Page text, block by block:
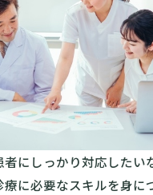
にしっかり対応したい
に必要なスキルを身に